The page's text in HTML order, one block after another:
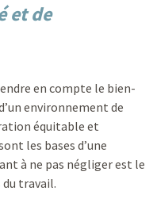
et de
en compte le bien-
environnement de
équitable et
les bases d’une
à ne pas négliger est le
travail.